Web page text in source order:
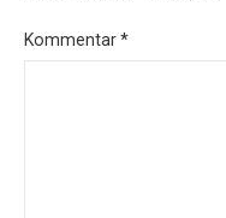
Kommentar*